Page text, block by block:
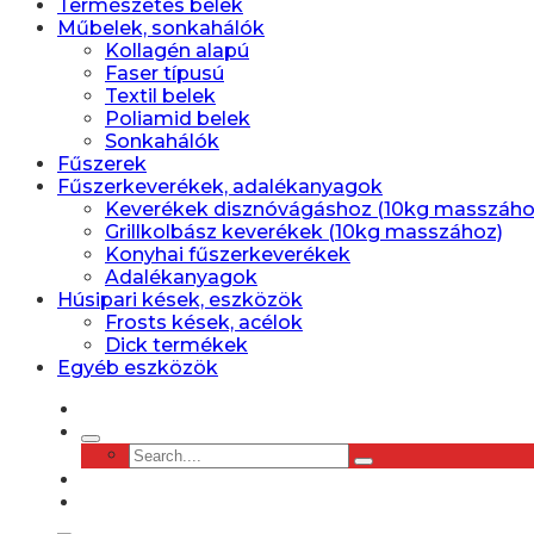
Természetes belek
Műbelek, sonkahálók
Kollagén alapú
Faser típusú
Textil belek
Poliamid belek
Sonkahálók
Fűszerek
Fűszerkeverékek, adalékanyagok
Keverékek disznóvágáshoz (10kg
Grillkolbász keverékek (10kg masszához)
Konyhai fűszerkeverékek
Adalékanyagok
Húsipari kések, eszközök
Frosts kések, acélok
Dick termékek
Egyéb eszközök